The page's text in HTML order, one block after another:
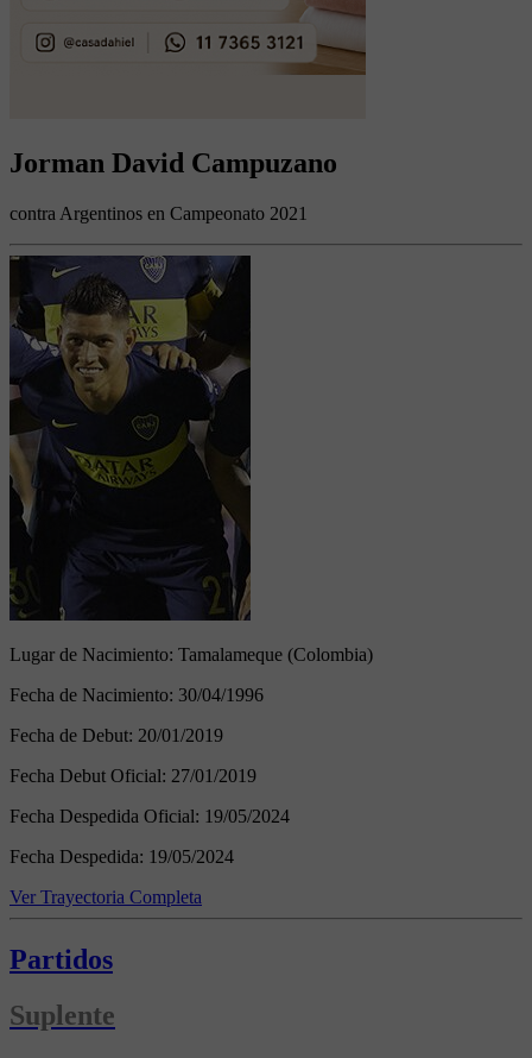
Jorman David Campuzano
contra Argentinos en Campeonato 2021
Lugar de Nacimiento: Tamalameque (Colombia)
Fecha de Nacimiento: 30/04/1996
Fecha de Debut: 20/01/2019
Fecha Debut Oficial: 27/01/2019
Fecha Despedida Oficial: 19/05/2024
Fecha Despedida: 19/05/2024
Ver Trayectoria Completa
Partidos
Suplente